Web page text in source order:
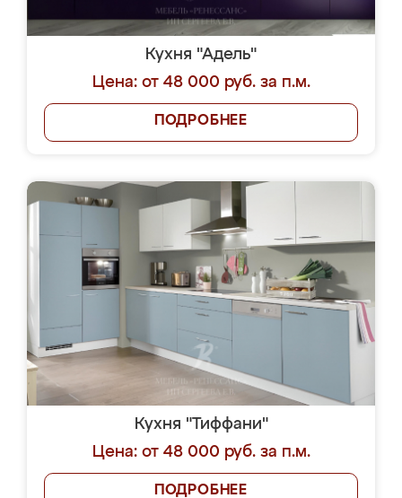
Кухня "Адель"
Цена: от 48 000 руб. за п.м.
ПОДРОБНЕЕ
Кухня "Тиффани"
Цена: от 48 000 руб. за п.м.
ПОДРОБНЕЕ